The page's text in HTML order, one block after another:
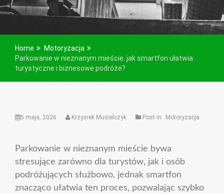
Home
Motoryzacja
Parkowanie w nieznanym mieście. jak smartfon ułatwia
turystyczne i biznesowe podróże?
5 maja, 2026 Krzysiek Musielczyk Post in Motoryzacja
Parkowanie w nieznanym mieście bywa
stresujące zarówno dla turystów, jak i osób
podróżujących służbowo, jednak smartfon
znacząco ułatwia ten proces, pozwalając szybko